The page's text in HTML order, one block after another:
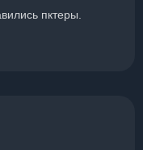
пктеры.